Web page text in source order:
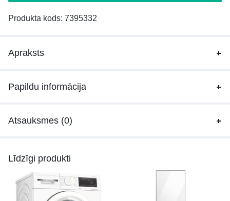
Produkta kods: 7395332
Apraksts
Papildu informācija
Atsauksmes (0)
Līdzīgi produkti